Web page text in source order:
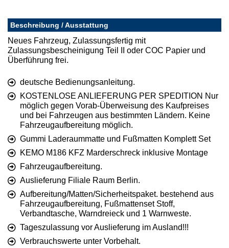
Beschreibung / Ausstattung
Neues Fahrzeug, Zulassungsfertig mit
Zulassungsbescheinigung Teil II oder COC Papier und
Überführung frei.
deutsche Bedienungsanleitung.
KOSTENLOSE ANLIEFERUNG PER SPEDITION Nur
möglich gegen Vorab-Überweisung des Kaufpreises
und bei Fahrzeugen aus bestimmten Ländern. Keine
Fahrzeugaufbereitung möglich.
Gummi Laderaummatte und Fußmatten Komplett Set
KEMO M186 KFZ Marderschreck inklusive Montage
Fahrzeugaufbereitung.
Auslieferung Filiale Raum Berlin.
Aufbereitung/Matten/Sicherheitspaket. bestehend aus
Fahrzeugaufbereitung, Fußmattenset Stoff,
Verbandtasche, Warndreieck und 1 Warnweste.
Tageszulassung vor Auslieferung im Ausland!!!
Verbrauchswerte unter Vorbehalt.